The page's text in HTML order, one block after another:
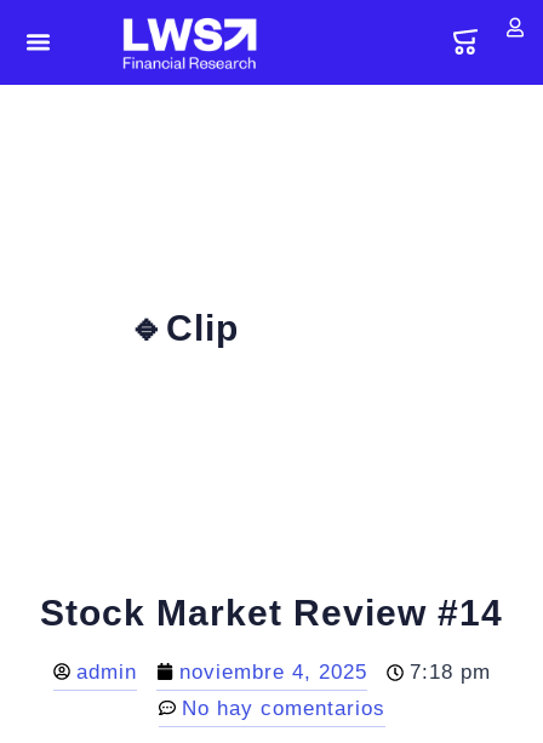
🔹Clip
Stock Market Review #14
admin noviembre 4, 2025
7:18 pm
No hay comentarios